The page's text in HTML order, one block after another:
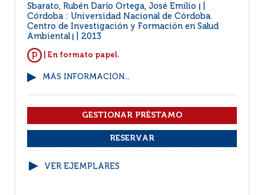
Sbarato, Rubén Darío Ortega, José Emilio
Córdoba : Universidad Nacional de Córdoba.
Centro de Investigación y Formación en Salud
Ambiental
2013
| En formato papel.
MÁS INFORMACIÓN...
VER EJEMPLARES